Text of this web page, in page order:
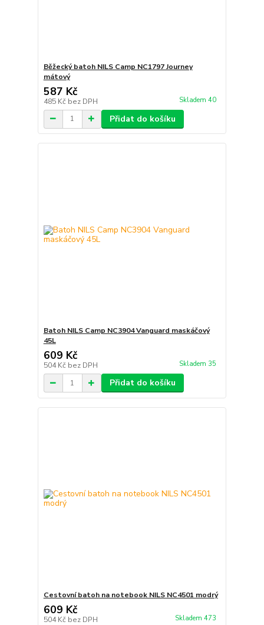
Běžecký batoh NILS Camp NC1797 Journey
mátový
587 Kč
485 Kč bez DPH Skladem 40
Přidat do košíku
Batoh NILS Camp NC3904 Vanguard maskáčový
45L
609 Kč
504 Kč bez DPH Skladem 35
Přidat do košíku
Cestovní batoh na notebook NILS NC4501 modrý
609 Kč
504 Kč bez DPH Skladem 473